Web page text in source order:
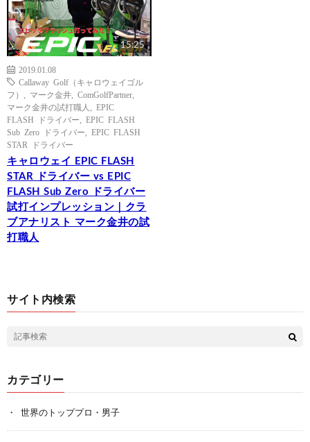
15:25
2019.01.08
Callaway Golf（キャロウェイゴル
フ）
マーク金井 ComGolfPartner
マーク金井の試打職人
EPIC
FLASH ドライバー
EPIC FLASH
Sub Zero ドライバー
EPIC FLASH
STAR ドライバー
キャロウェイ EPIC FLASH
STAR ドライバー vs EPIC
FLASH Sub Zero ドライバー
試打インプレッション｜クラ
ブアナリスト マーク金井の試
打職人
サイト内検索
カテゴリー
世界のトッププロ・男子